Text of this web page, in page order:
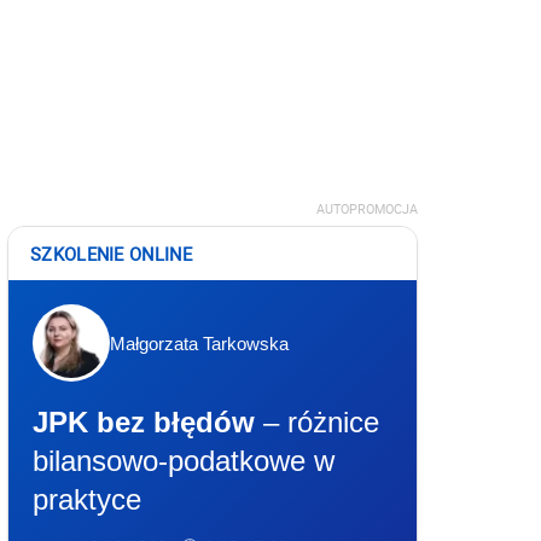
AUTOPROMOCJA
SZKOLENIE ONLINE
Małgorzata Tarkowska
JPK bez błędów – różnice
bilansowo-podatkowe w
praktyce